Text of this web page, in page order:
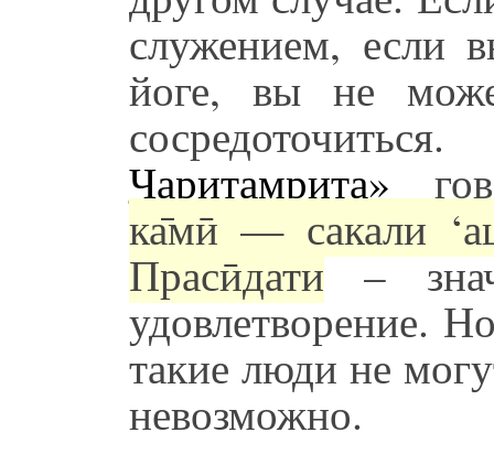
служением, если
йоге, вы не
Чаритамрита»
ка̄мӣ — сакали
Прасӣдати–
удовлетворение.
такие люди не
невозможно.